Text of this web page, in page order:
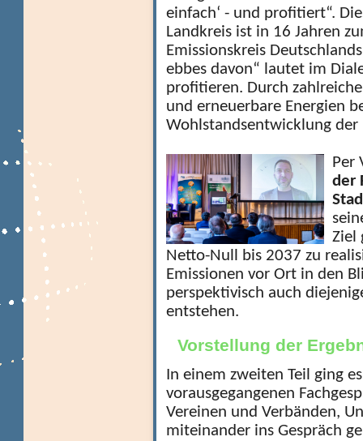
einfach‘ - und profitiert“.
Landkreis ist in 16 Jahren
Emissionskreis
ebbes davon“ lautet im
profitieren. Durch
und erneuerbare Energien
Wohlstandsentwicklung der
Per
der
Ziel
Netto-Null bis 2037 zu
Emissionen vor Ort in den
perspektivisch auch
entstehen.
Vorstellung der
In einem zweiten Teil ging
vorausgegangenen
Vereinen und Verbänden,
miteinander ins Gespräch